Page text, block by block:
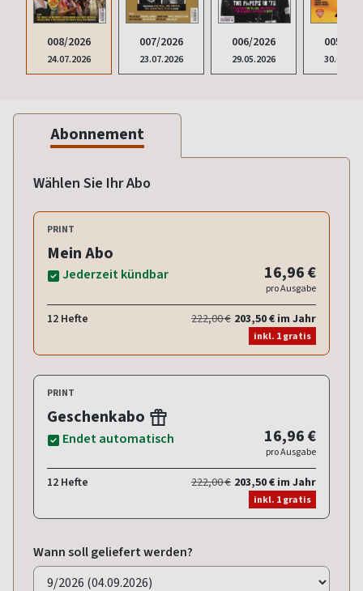
008/2026
24.07.2026
007/2026
23.07.2026
006/2026
29.05.2026
005/
Abonnement
Wählen Sie Ihr Abo
PRINT
Mein Abo
Jederzeit kündbar 16,96 €
pro Ausgabe
12 Hefte 222,00 € 203,50 € im Jahr
inkl. 1 gratis
PRINT
Geschenkabo
Endet automatisch 16,96 €
pro Ausgabe
12 Hefte 222,00 € 203,50 € im Jahr
inkl. 1 gratis
Wann soll geliefert werden?